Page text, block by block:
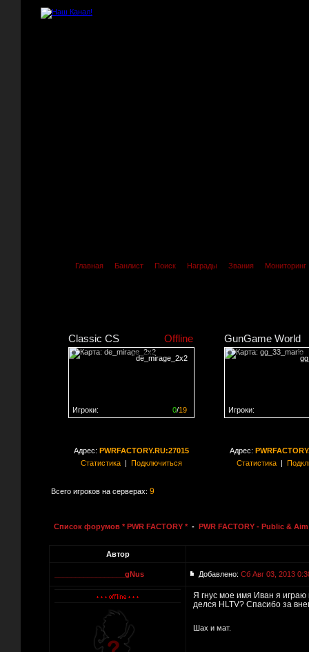
Главная Банлист Поиск Награды Звания Мониторинг
Classic CS Offline
de_mirage_2x2
0/19
Игроки:
GunGame World
Игроки:
Адрес: PWRFACTORY.RU:27015
Статистика| Подключиться
Адрес:
Статистика|
Всего игроков на серверах: 9
Список форумов * PWR FACTORY * - PWR FACTORY - Public &
Автор
_________________gNus Добавлено: Сб Авг 03, 2013
Я гнус мое имя Иван я играю
делся HLTV? Спасибо за
Шах и мат.